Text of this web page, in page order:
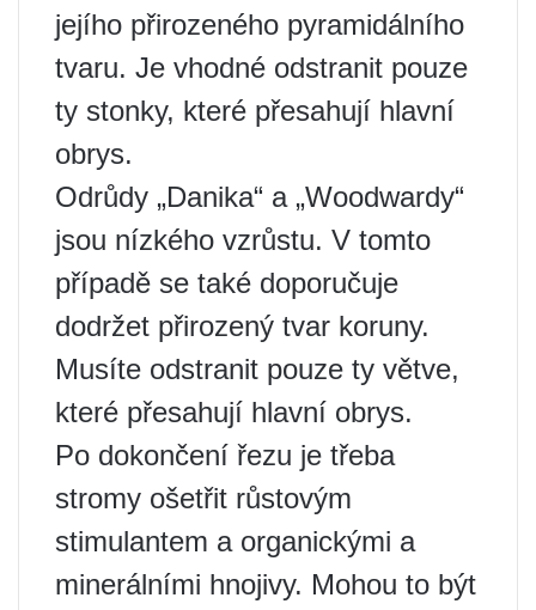
jejího přirozeného pyramidálního
tvaru. Je vhodné odstranit pouze
ty stonky, které přesahují hlavní
obrys.
Odrůdy „Danika“ a „Woodwardy“
jsou nízkého vzrůstu. V tomto
případě se také doporučuje
dodržet přirozený tvar koruny.
Musíte odstranit pouze ty větve,
které přesahují hlavní obrys.
Po dokončení řezu je třeba
stromy ošetřit růstovým
stimulantem a organickými a
minerálními hnojivy. Mohou to být